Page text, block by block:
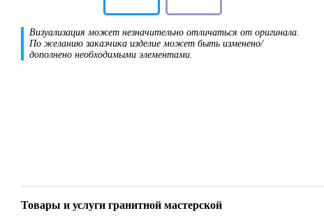
Визуализация может незначительно отличаться от оригинала.
По желанию заказчика изделие может быть изменено/
дополнено необходимыми элементами.
Товары и услуги гранитной мастерской